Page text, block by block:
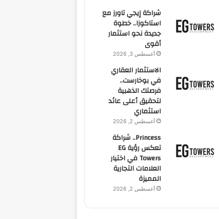
شراكة إيجي تاورز مع
استاكوزا.. خطوة
جديدة نحو استثمار
أقوى
أغسطس 3, 2026
الاستثمار العقاري
في بوخارست..
فرصتك الذهبية
لتحقيق أعلى عائد
استثماري
أغسطس 2, 2026
Princess.. شراكة
تعكس رؤية EG
Towers في اختيار
العلامات التجارية
المميزة
أغسطس 2, 2026